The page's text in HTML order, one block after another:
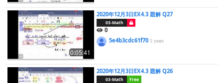
0:05:41
2020年12月3日EX4.3 題解 Q27
03-Math
0
5e4b3cdc61f705 years
2020年12月3日EX4.3 題解 Q26
03-Math Free